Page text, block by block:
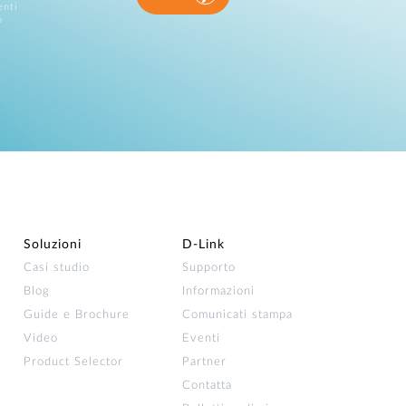
Soluzioni
Casi studio
Blog
Guide e Brochure
Video
Product Selector
D‑Link
Supporto
Informazioni
Comunicati stampa
Eventi
Partner
Contatta